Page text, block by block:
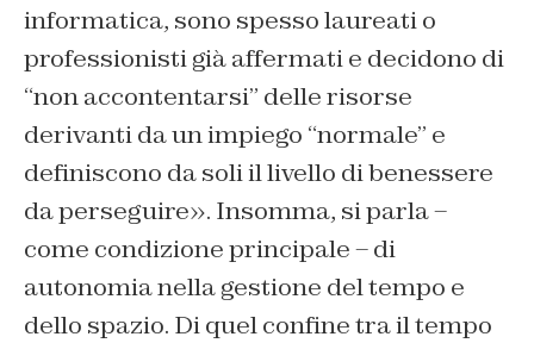
informatica, sono spesso laureati o
professionisti già affermati e decidono di
“non accontentarsi” delle risorse
derivanti da un impiego “normale” e
definiscono da soli il livello di benessere
da perseguire». Insomma, si parla –
come condizione principale – di
autonomia nella gestione del tempo e
dello spazio. Di quel confine tra il tempo